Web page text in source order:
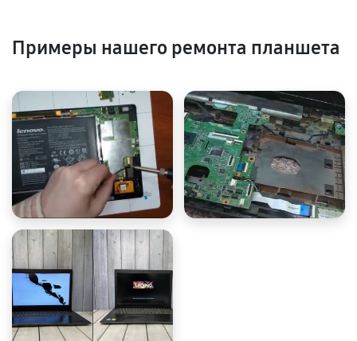
Примеры нашего ремонта планшета